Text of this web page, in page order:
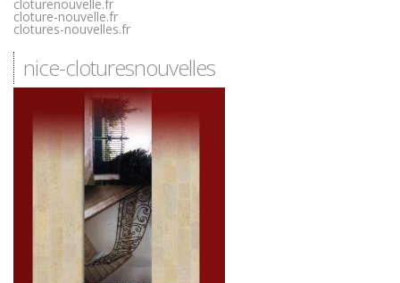
cloturenouvelle.fr
cloture-nouvelle.fr
clotures-nouvelles.fr
nice-cloturesnouvelles